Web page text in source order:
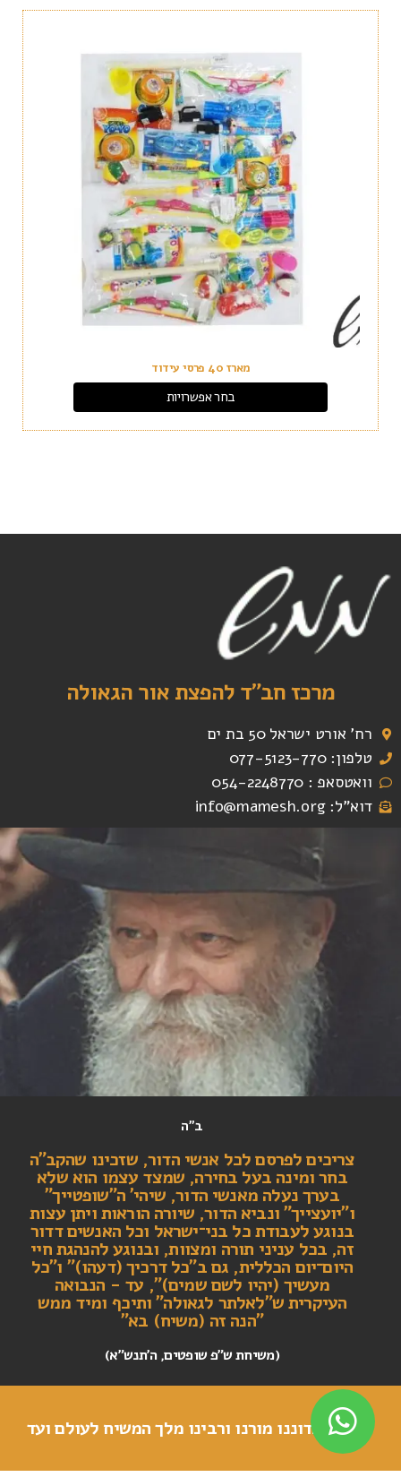
מארז 40 פרסי עידוד
בחר אפשרויות
מרכז חב"ד להפצת אור הגאולה
רח' אורט ישראל 50 בת ים
טלפון: 077-5123-770
וואטסאפ : 054-2248770
דוא"ל: info@mamesh.org
ב"ה
צריכים לפרסם לכל אנשי הדור, שזכינו שהקב"ה
בחר ומינה בעל בחירה, שמצד עצמו הוא שלא
בערך נעלה מאנשי הדור, שיהי' ה"שופטייך"
ו"יועצייך" ונביא הדור, שיורה הוראות ויתן עצות
בנוגע לעבודת כל בני־ישראל וכל האנשים דדור
זה, בכל עניני תורה ומצוות, ובנוגע להנהגת חיי
היום־יום הכללית, גם ב"כל דרכיך (דעהו)" ו"כל
מעשיך (יהיו לשם שמים)", עד - הנבואה
העיקרית ש"לאלתר לגאולה" ותיכף ומיד ממש
"הנה זה (משיח) בא"
(משיחת ש"פ שופטים, ה'תנש"א)
יחי אדוננו מורנו ורבינו מלך המשיח לעולם ועד